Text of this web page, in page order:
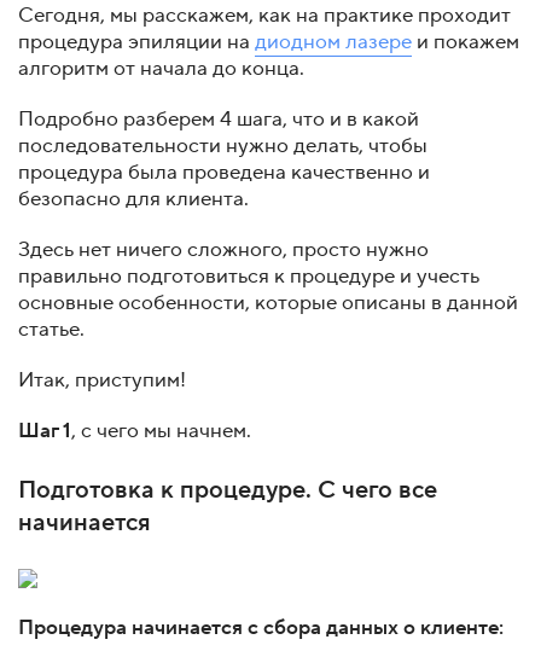
Сегодня, мы расскажем, как на практике проходит
процедура эпиляции на диодном лазере и покажем
алгоритм от начала до конца.
Подробно разберем 4 шага, что и в какой
последовательности нужно делать, чтобы
процедура была проведена качественно и
безопасно для клиента.
Здесь нет ничего сложного, просто нужно
правильно подготовиться к процедуре и учесть
основные особенности, которые описаны в данной
статье.
Итак, приступим!
Шаг 1, с чего мы начнем.
Подготовка к процедуре. С чего все
начинается
Процедура начинается с сбора данных о клиенте: